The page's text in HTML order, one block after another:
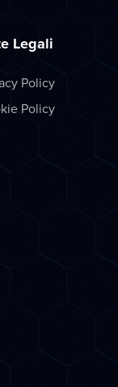
Legali
Policy
Policy